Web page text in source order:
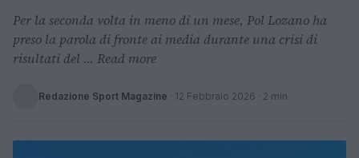
Per la seconda volta in meno di un mese, Pol Lozano ha
preso la parola di fronte ai media durante una crisi di
risultati del ... Read more
Redazione Sport Magazine · 12 Febbraio 2026 · 2 min